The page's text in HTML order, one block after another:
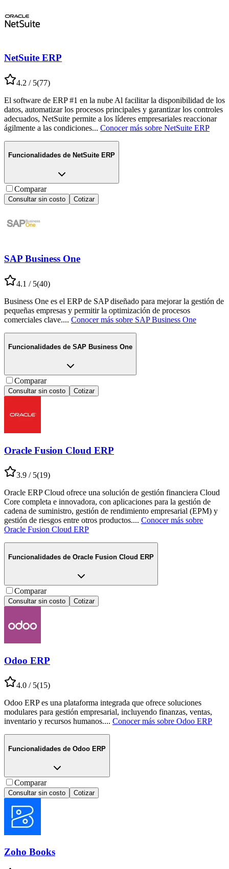
NetSuite ERP
4.2 / 5(77)
El software de ERP #1 en la nube Al facilitar la disponibilidad de los
datos, automatizar los procesos principales y garantizar los controles
adecuados, NetSuite permite a los líderes empresariales reaccionar
ágilmente a las condiciones... Conocer más sobre NetSuite ERP
Funcionalidades de NetSuite ERP
Comparar
Consultar sin costo Cotizar
SAP Business One
4.1 / 5(40)
Business One es el ERP de SAP diseñado para mejorar la gestión de
pequeñas empresas y permitir la optimización de procesos
comerciales clave.... Conocer más sobre SAP Business One
Funcionalidades de SAP Business One
Comparar
Consultar sin costo Cotizar
Oracle Fusion Cloud ERP
3.9 / 5(19)
Oracle ERP Cloud ofrece una solución de gestión financiera Cloud
Core completa e innovadora, con aplicaciones para la gestión de
cadena de suministro, gestión de rendimiento empresarial (EPM) y
gestión de riesgos entre otros productos.... Conocer más sobre
Oracle Fusion Cloud ERP
Funcionalidades de Oracle Fusion Cloud ERP
Comparar
Consultar sin costo Cotizar
Odoo ERP
4.0 / 5(15)
Odoo ERP es una plataforma integrada que ofrece soluciones
modulares para gestión empresarial, incluyendo finanzas, ventas,
inventario y recursos humanos.... Conocer más sobre Odoo ERP
Funcionalidades de Odoo ERP
Comparar
Consultar sin costo Cotizar
Zoho Books